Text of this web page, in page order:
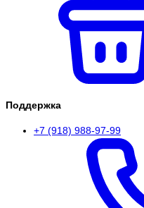
Поддержка
+7 (918) 988-97-99